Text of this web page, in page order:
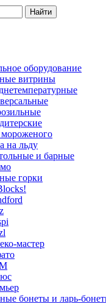
оборудование
витрины
на льду
и барные
горки
мастер
бонеты и ларь-